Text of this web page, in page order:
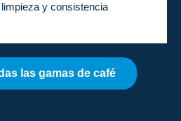
y consistencia
las gamas de café